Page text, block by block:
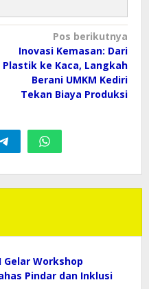
Pos berikutnya
Inovasi Kemasan: Dari
Plastik ke Kaca, Langkah
Berani UMKM Kediri
Tekan Biaya Produksi
Gelar Workshop
Pindar dan Inklusi